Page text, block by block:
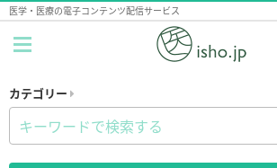
医学・医療の電子コンテンツ配信サービス
カテゴリー